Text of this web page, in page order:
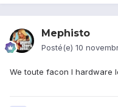
Mephisto
Posté(e) 10
We toute facon l hardware